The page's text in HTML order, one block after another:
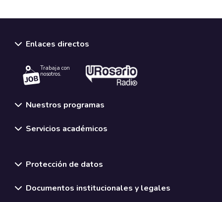
Enlaces directos
Trabaja con
nosotros.
Nuestros programas
Servicios académicos
Protección de datos
Documentos institucionales y legales